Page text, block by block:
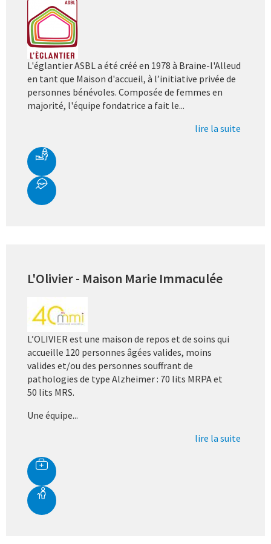
L'églantier ASBL a été créé en 1978 à Braine-l'Alleud
en tant que Maison d'accueil, à l’initiative privée de
personnes bénévoles. Composée de femmes en
majorité, l'équipe fondatrice a fait le...
lire la suite
L'Olivier - Maison Marie Immaculée
L’OLIVIER est une maison de repos et de soins qui
accueille 120 personnes âgées valides, moins
valides et/ou des personnes souffrant de
pathologies de type Alzheimer : 70 lits MRPA et
50 lits MRS.
Une équipe...
lire la suite